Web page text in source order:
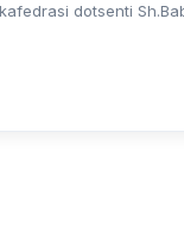
dotsenti